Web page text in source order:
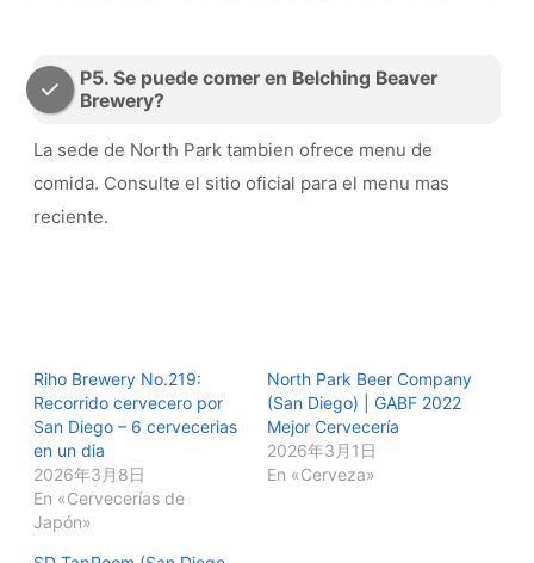
P5. Se puede comer en Belching Beaver
Brewery?
La sede de North Park tambien ofrece menu de
comida. Consulte el sitio oficial para el menu mas
reciente.
Riho Brewery No.219:
Recorrido cervecero por
San Diego – 6 cervecerias
en un dia
2026年3月8日
En «Cervecerías de
Japón»
North Park Beer Company
(San Diego) | GABF 2022
Mejor Cervecería
2026年3月1日
En «Cerveza»